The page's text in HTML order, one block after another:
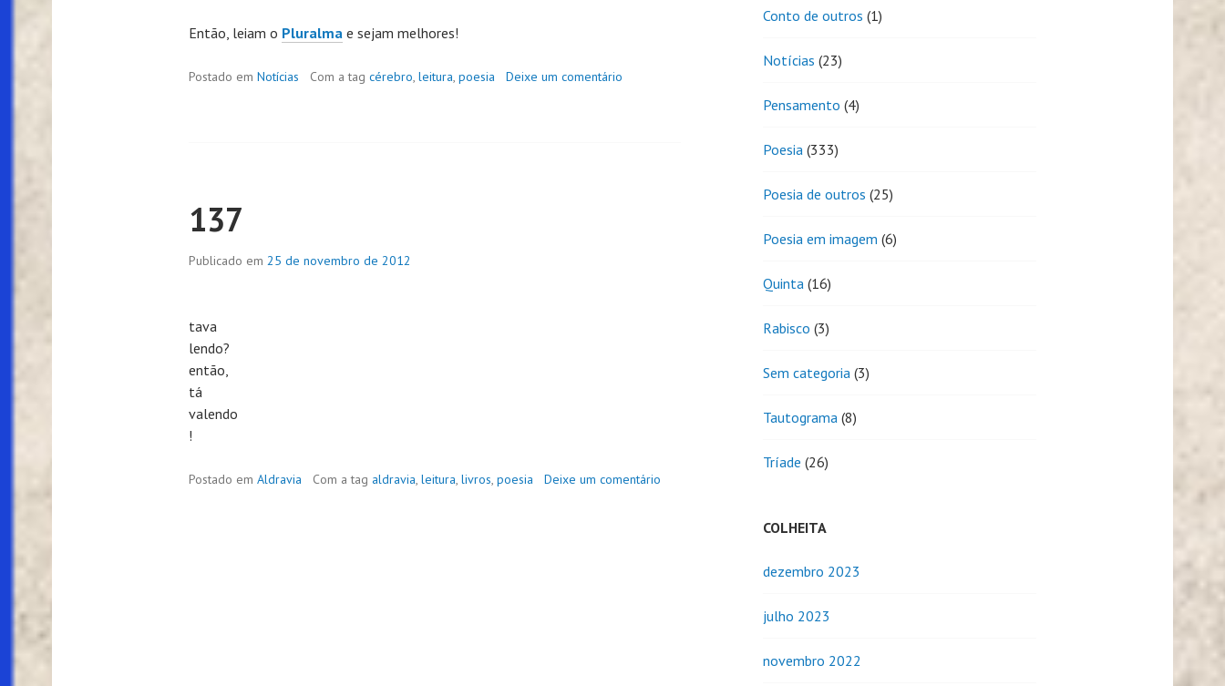
Então, leiam o Pluralma e sejam melhores!
Postado em Notícias Com a tag cérebro, leitura, poesia Deixe um comentário
137
Publicado em 25 de novembro de 2012
tava
lendo?
então,
tá
valendo
!
Postado em Aldravia Com a tag aldravia, leitura, livros, poesia Deixe um comentário
Conto de outros (1)
Notícias (23)
Pensamento (4)
Poesia (333)
Poesia de outros (25)
Poesia em imagem (6)
Quinta (16)
Rabisco (3)
Sem categoria (3)
Tautograma (8)
Tríade (26)
COLHEITA
dezembro 2023
julho 2023
novembro 2022